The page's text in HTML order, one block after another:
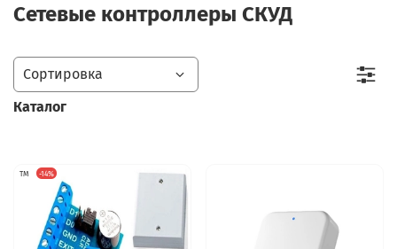
Сетевые контроллеры СКУД
TM -14%
Каталог